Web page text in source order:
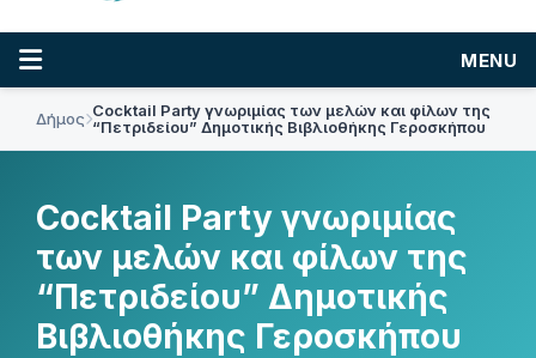
MENU
Δήμος Cocktail Party γνωριμίας των μελών και φίλων της
“Πετριδείου” Δημοτικής Βιβλιοθήκης Γεροσκήπου
Cocktail Party γνωριμίας
των μελών και φίλων της
“Πετριδείου” Δημοτικής
Βιβλιοθήκης Γεροσκήπου